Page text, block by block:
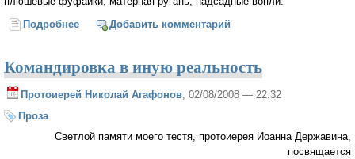
Подробнее о Попутчик
Добавить комментарий
Командировка в иную реальность
Протоиерей Николай Агафонов , 02/08/2008 — 22:32
Проза
Светлой памяти моего тестя, протоиерея Иоанна Державина,
посвящается